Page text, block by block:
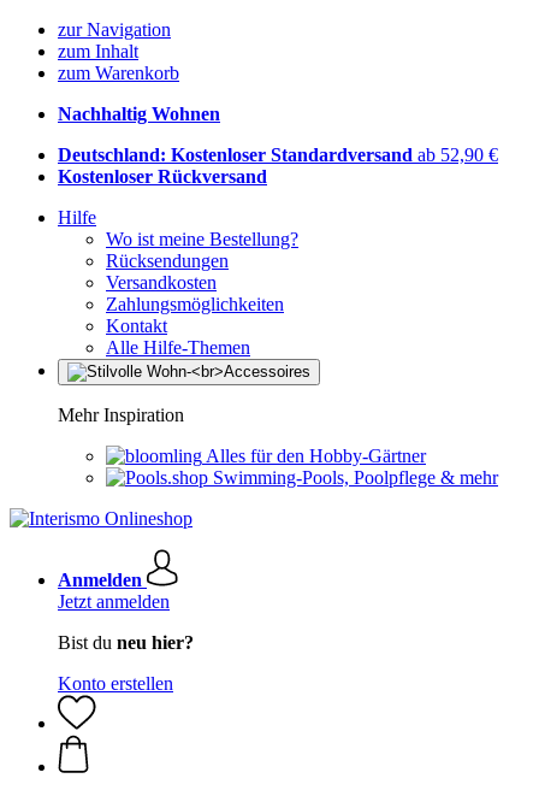
zur Navigation
zum Inhalt
zum Warenkorb
Nachhaltig Wohnen
Deutschland: Kostenloser Standardversand ab 52,90 €
Kostenloser Rückversand
Hilfe
Wo ist meine Bestellung?
Rücksendungen
Versandkosten
Zahlungsmöglichkeiten
Kontakt
Alle Hilfe-Themen
Mehr Inspiration
Alles für den Hobby-Gärtner
Swimming-Pools, Poolpflege & mehr
Anmelden
Jetzt anmelden
Bist du neu hier?
Konto erstellen